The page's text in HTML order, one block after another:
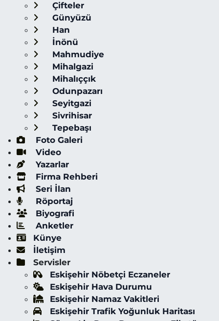
Çifteler
Günyüzü
Han
İnönü
Mahmudiye
Mihalgazi
Mihalıççık
Odunpazarı
Seyitgazi
Sivrihisar
Tepebaşı
Foto Galeri
Video
Yazarlar
Firma Rehberi
Seri İlan
Röportaj
Biyografi
Anketler
Künye
İletişim
Servisler
Eskişehir Nöbetçi Eczaneler
Eskişehir Hava Durumu
Eskişehir Namaz Vakitleri
Eskişehir Trafik Yoğunluk Haritası